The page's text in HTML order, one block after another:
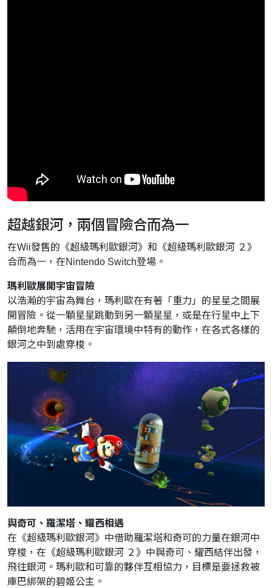
超越銀河，兩個冒險合而為一
在Wii發售的《超級瑪利歐銀河》和《超級瑪利歐銀河 ２》
合而為一，在Nintendo Switch登場。
瑪利歐展開宇宙冒險
以浩瀚的宇宙為舞台，瑪利歐在有著「重力」的星星之間展
開冒險。從一顆星星跳動到另一顆星星，或是在行星中上下
顛倒地奔馳，活用在宇宙環境中特有的動作，在各式各樣的
銀河之中到處穿梭。
與奇可、羅潔塔、耀西相遇
在《超級瑪利歐銀河》中借助羅潔塔和奇可的力量在銀河中
穿梭，在《超級瑪利歐銀河 ２》中與奇可、耀西結伴出發，
飛往銀河。瑪利歐和可靠的夥伴互相協力，目標是要拯救被
庫巴綁架的碧姬公主。